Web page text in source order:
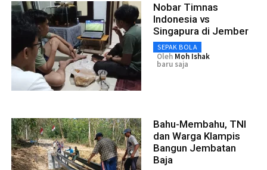
Nobar Timnas
Indonesia vs
Singapura di Jember
SEPAK BOLA
Oleh Moh Ishak
baru saja
Bahu-Membahu, TNI
dan Warga Klampis
Bangun Jembatan
Baja